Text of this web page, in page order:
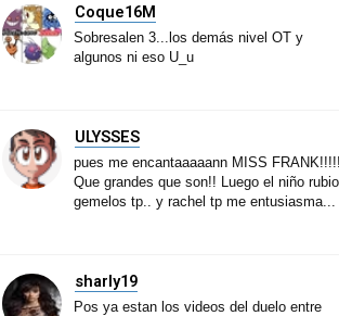
Coque16M
Sobresalen 3...los demás nivel OT y
algunos ni eso U_u
ULYSSES
pues me encantaaaaann MISS FRANK!!!!!
Que grandes que son!! Luego el niño
gemelos tp.. y rachel tp me entusiasma...
sharly19
Pos ya estan los videos del duelo entre